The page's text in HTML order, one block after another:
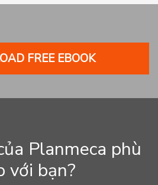
FREE EBOOK
Planmeca phù
với bạn?